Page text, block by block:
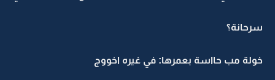
سرحانة؟
خولة مب حااسة بعمرها: في غيره اخووج